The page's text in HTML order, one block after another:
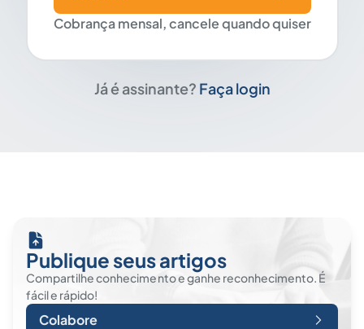
Cobrança mensal, cancele quando quiser
Já é assinante? Faça login
Publique seus artigos
Compartilhe conhecimento e ganhe reconhecimento. É
fácil e rápido!
Colabore